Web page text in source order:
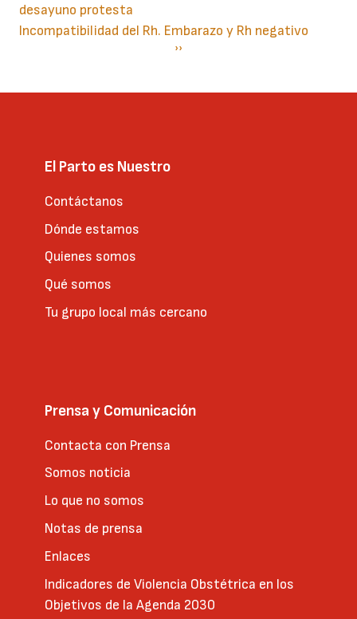
desayuno protesta
Incompatibilidad del Rh. Embarazo y Rh negativo
Siguiente
››
El Parto es Nuestro
Contáctanos
Dónde estamos
Quienes somos
Qué somos
Tu grupo local más cercano
Prensa y Comunicación
Contacta con Prensa
Somos noticia
Lo que no somos
Notas de prensa
Enlaces
Indicadores de Violencia Obstétrica en los
Objetivos de la Agenda 2030